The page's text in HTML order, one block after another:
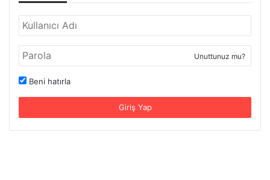
Unuttunuz mu?
Beni hatırla
Giriş Yap